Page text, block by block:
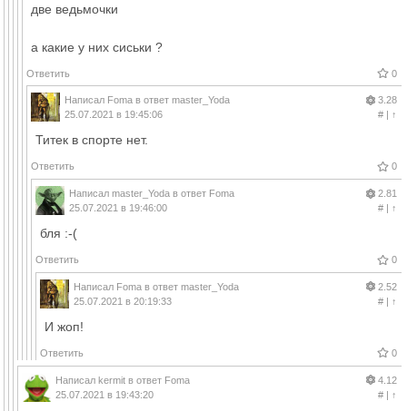
две ведьмочки
а какие у них сиськи ?
Ответить 0
Написал Foma в ответ master_Yoda
25.07.2021 в 19:45:06
3.28
#| ↑
Титек в спорте нет.
Ответить 0
Написал master_Yoda в ответ Foma
25.07.2021 в 19:46:00
2.81
#| ↑
бля :-(
Ответить 0
Написал Foma в ответ master_Yoda
25.07.2021 в 20:19:33
2.52
#| ↑
И жоп!
Ответить 0
Написал kermit в ответ Foma
25.07.2021 в 19:43:20
4.12
#| ↑